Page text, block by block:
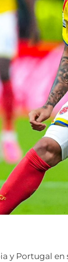
y Portugal en